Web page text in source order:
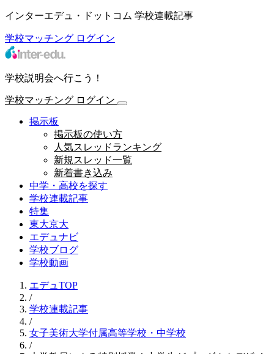
インターエデュ・ドットコム 学校連載記事
学校マッチング ログイン
学校説明会へ行こう！
学校マッチング ログイン
掲示板
掲示板の使い方
人気スレッドランキング
新規スレッド一覧
新着書き込み
中学・高校を探す
学校連載記事
特集
東大京大
エデュナビ
学校ブログ
学校動画
エデュTOP
/
学校連載記事
/
女子美術大学付属高等学校・中学校
/